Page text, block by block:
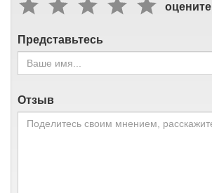
оцените
Представьтесь
Отзыв